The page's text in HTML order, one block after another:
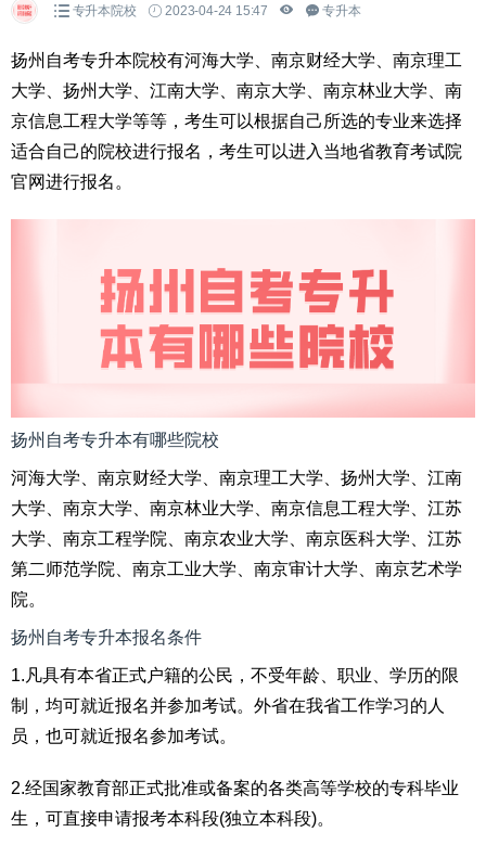
专升本院校 2023-04-24 15:47 专升本
扬州自考专升本院校有河海大学、南京财经大学、南京理工
大学、扬州大学、江南大学、南京大学、南京林业大学、南
京信息工程大学等等，考生可以根据自己所选的专业来选择
适合自己的院校进行报名，考生可以进入当地省教育考试院
官网进行报名。
扬州自考专升本有哪些院校
河海大学、南京财经大学、南京理工大学、扬州大学、江南
大学、南京大学、南京林业大学、南京信息工程大学、江苏
大学、南京工程学院、南京农业大学、南京医科大学、江苏
第二师范学院、南京工业大学、南京审计大学、南京艺术学
院。
扬州自考专升本报名条件
1.凡具有本省正式户籍的公民，不受年龄、职业、学历的限
制，均可就近报名并参加考试。外省在我省工作学习的人
员，也可就近报名参加考试。
2.经国家教育部正式批准或备案的各类高等学校的专科毕业
生，可直接申请报考本科段(独立本科段)。